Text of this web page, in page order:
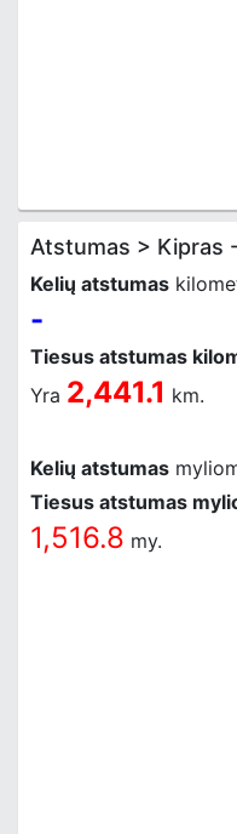
Atstumas > Kipras
Kelių atstumas
-
Tiesus atstumas
Yra 2,441.1 km.
Kelių atstumas
Tiesus atstumas
1,516.8 my.